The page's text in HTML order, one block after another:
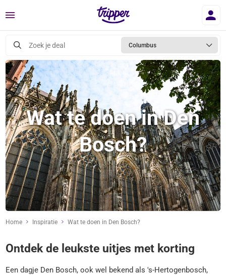
Menu
Zoek je deal Columbus
Wat te doen in Den
Bosch?
Home Inspiratie Wat te doen in Den Bosch?
Ontdek de leukste uitjes met korting
Een dagje Den Bosch, ook wel bekend als 's-Hertogenbosch,